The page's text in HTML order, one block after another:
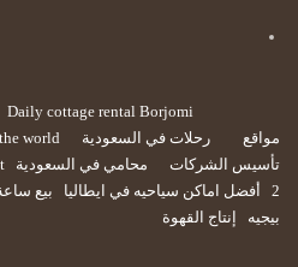
Daily cottage rental Borjomi
مواقع
رحلات في السعودية world
تأسيس الشركات
محامي في السعودية
2
أفضل اماكن سياحيه في ايطاليا بيع
بيجيه
إنتاج القهوة